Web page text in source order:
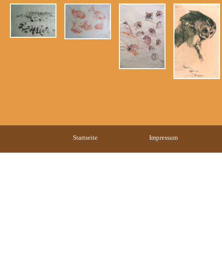
Startseite Impressum